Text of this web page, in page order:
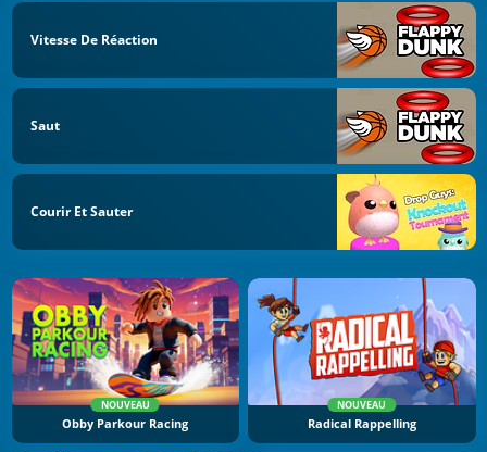
Vitesse De Réaction
Saut
Courir Et Sauter
NOUVEAU
Obby Parkour Racing
NOUVEAU
Radical Rappelling